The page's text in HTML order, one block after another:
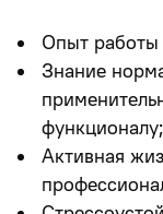
Опыт работы
Знание
функционалу;
Активная